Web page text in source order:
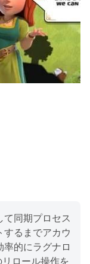
同期プロセス
するまでアカウ
的にラグナロ
ロール操作を